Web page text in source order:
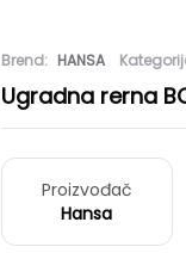
Brend: HANSA
Ugradna rerna
Proizvođač
Hansa